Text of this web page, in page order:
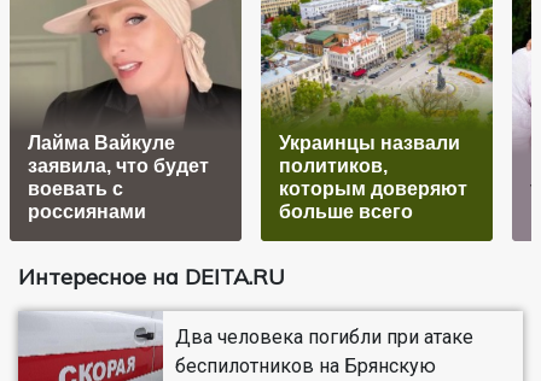
Лайма Вайкуле
заявила, что будет
воевать с
россиянами
Украинцы назвали
политиков,
которым доверяют
больше всего
Интересное на DEITA.RU
Два человека погибли при атаке
беспилотников на Брянскую